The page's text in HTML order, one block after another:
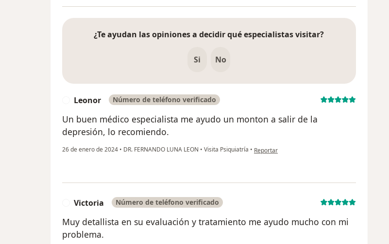
¿Te ayudan las opiniones a decidir qué especialistas visitar?
Si No
Leonor Número de teléfono verificado
Un buen médico especialista me ayudo un monton a salir de la
depresión, lo recomiendo.
26 de enero de 2024 • DR. FERNANDO LUNA LEON • Visita Psiquiatría • en opinión del usuario Leonor
Reportar
Victoria Número de teléfono verificado
Muy detallista en su evaluación y tratamiento me ayudo mucho con mi
problema.